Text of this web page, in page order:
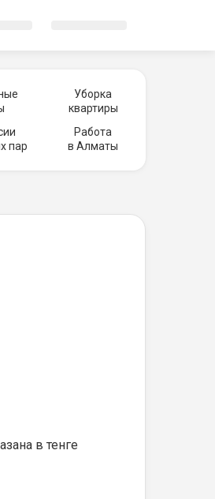
Уборка
квартиры
пар
Работа
в Алматы
в тенге